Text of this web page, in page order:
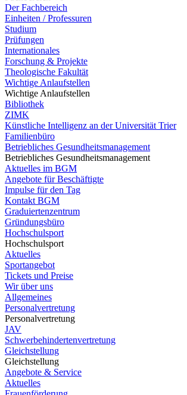
Der Fachbereich
Einheiten / Professuren
Studium
Prüfungen
Internationales
Forschung & Projekte
Theologische Fakultät
Wichtige Anlaufstellen
Wichtige Anlaufstellen
Bibliothek
ZIMK
Künstliche Intelligenz an der Universität Trier
Familienbüro
Betriebliches Gesundheitsmanagement
Betriebliches Gesundheitsmanagement
Aktuelles im BGM
Angebote für Beschäftigte
Impulse für den Tag
Kontakt BGM
Graduiertenzentrum
Gründungsbüro
Hochschulsport
Hochschulsport
Aktuelles
Sportangebot
Tickets und Preise
Wir über uns
Allgemeines
Personalvertretung
Personalvertretung
JAV
Schwerbehindertenvertretung
Gleichstellung
Gleichstellung
Angebote & Service
Aktuelles